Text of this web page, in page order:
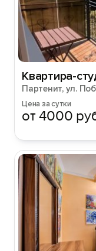
Квартира-
Партенит, ул.
Цена за сутки
от 4000